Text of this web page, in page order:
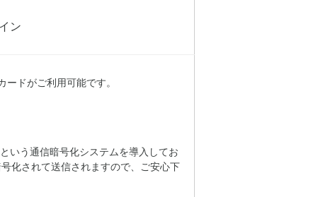
ン
ードがご利用可能です。
いう通信暗号化システムを導入してお
化されて送信されますので、ご安心下